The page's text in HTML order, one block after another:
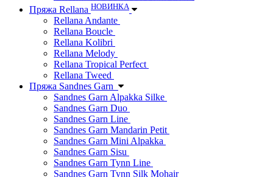
Пряжа Rellana НОВИНКА
Rellana Andante
Rellana Boucle
Rellana Kolibri
Rellana Melody
Rellana Tropical Perfect
Rellana Tweed
Пряжа Sandnes Garn
Sandnes Garn Alpakka Silke
Sandnes Garn Duo
Sandnes Garn Line
Sandnes Garn Mandarin Petit
Sandnes Garn Mini Alpakka
Sandnes Garn Sisu
Sandnes Garn Tynn Line
Sandnes Garn Tynn Silk Mohair